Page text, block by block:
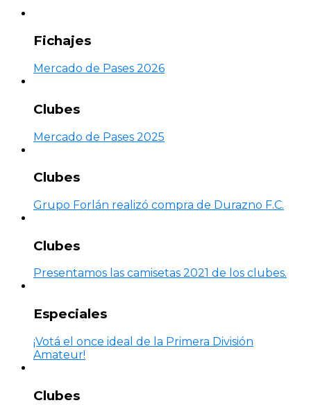
Fichajes
Mercado de Pases 2026
Clubes
Mercado de Pases 2025
Clubes
Grupo Forlán realizó compra de Durazno F.C.
Clubes
Presentamos las camisetas 2021 de los clubes.
Especiales
¡Votá el once ideal de la Primera División
Amateur!
Clubes